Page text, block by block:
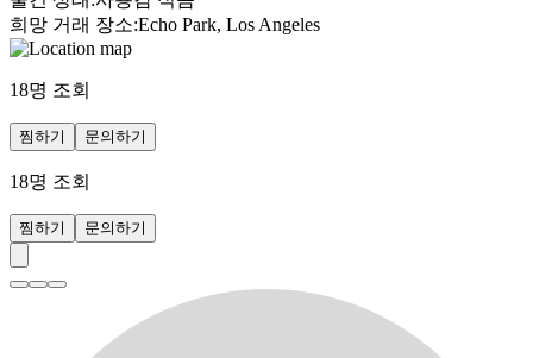
희망 거래 장소:Echo Park, Los Angeles
18명 조회
찜하기 문의하기
18명 조회
찜하기 문의하기